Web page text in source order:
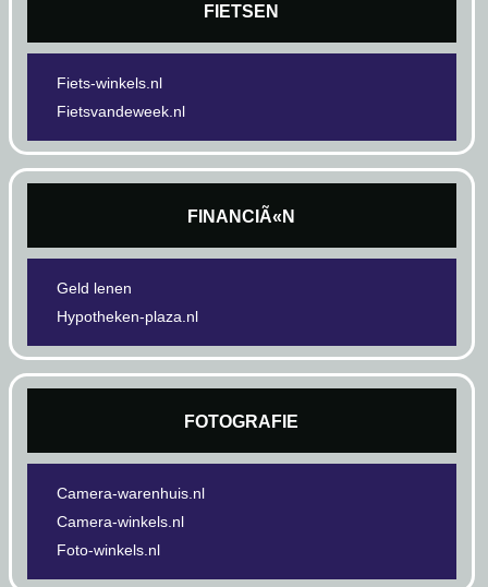
FIETSEN
Fiets-winkels.nl
Fietsvandeweek.nl
FINANCIÃ«N
Geld lenen
Hypotheken-plaza.nl
FOTOGRAFIE
Camera-warenhuis.nl
Camera-winkels.nl
Foto-winkels.nl